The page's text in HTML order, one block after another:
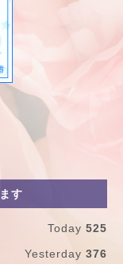
す
Today 525
Yesterday 376